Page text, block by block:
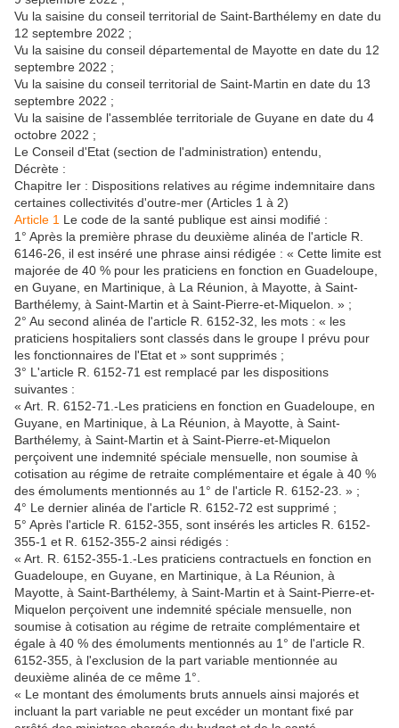
Vu la saisine du conseil territorial de Saint-Barthélemy en date du
12 septembre 2022 ;
Vu la saisine du conseil départemental de Mayotte en date du 12
septembre 2022 ;
Vu la saisine du conseil territorial de Saint-Martin en date du 13
septembre 2022 ;
Vu la saisine de l'assemblée territoriale de Guyane en date du 4
octobre 2022 ;
Le Conseil d'Etat (section de l'administration) entendu,
Décrète :
Chapitre Ier : Dispositions relatives au régime indemnitaire dans
certaines collectivités d'outre-mer (Articles 1 à 2)
Article 1 Le code de la santé publique est ainsi modifié :
1° Après la première phrase du deuxième alinéa de l'article R.
6146-26, il est inséré une phrase ainsi rédigée : « Cette limite est
majorée de 40 % pour les praticiens en fonction en Guadeloupe,
en Guyane, en Martinique, à La Réunion, à Mayotte, à Saint-
Barthélemy, à Saint-Martin et à Saint-Pierre-et-Miquelon. » ;
2° Au second alinéa de l'article R. 6152-32, les mots : « les
praticiens hospitaliers sont classés dans le groupe I prévu pour
les fonctionnaires de l'Etat et » sont supprimés ;
3° L'article R. 6152-71 est remplacé par les dispositions
suivantes :
« Art. R. 6152-71.-Les praticiens en fonction en Guadeloupe, en
Guyane, en Martinique, à La Réunion, à Mayotte, à Saint-
Barthélemy, à Saint-Martin et à Saint-Pierre-et-Miquelon
perçoivent une indemnité spéciale mensuelle, non soumise à
cotisation au régime de retraite complémentaire et égale à 40 %
des émoluments mentionnés au 1° de l'article R. 6152-23. » ;
4° Le dernier alinéa de l'article R. 6152-72 est supprimé ;
5° Après l'article R. 6152-355, sont insérés les articles R. 6152-
355-1 et R. 6152-355-2 ainsi rédigés :
« Art. R. 6152-355-1.-Les praticiens contractuels en fonction en
Guadeloupe, en Guyane, en Martinique, à La Réunion, à
Mayotte, à Saint-Barthélemy, à Saint-Martin et à Saint-Pierre-et-
Miquelon perçoivent une indemnité spéciale mensuelle, non
soumise à cotisation au régime de retraite complémentaire et
égale à 40 % des émoluments mentionnés au 1° de l'article R.
6152-355, à l'exclusion de la part variable mentionnée au
deuxième alinéa de ce même 1°.
« Le montant des émoluments bruts annuels ainsi majorés et
incluant la part variable ne peut excéder un montant fixé par